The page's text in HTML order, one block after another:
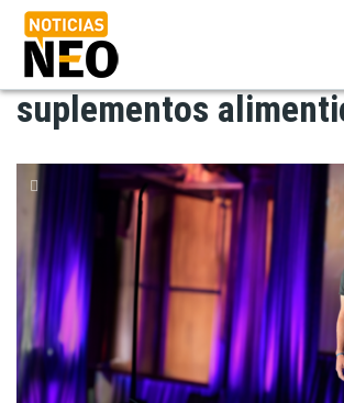
Pasar
contenido
principal
suplementos